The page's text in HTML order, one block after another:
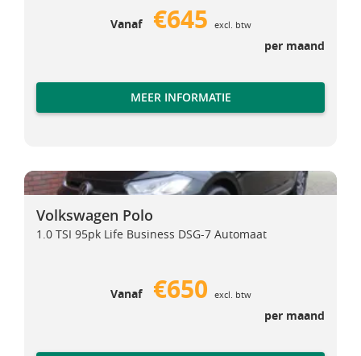
Vanaf €645 excl. btw
per maand
MEER INFORMATIE
Volkswagen Polo
Volkswagen Polo
Volkswagen Polo
1.0 TSI 95pk Life Business DSG-7 Automaat
Vanaf €650 excl. btw
per maand